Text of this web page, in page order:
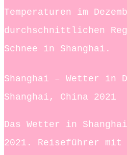
Temperaturen im
durchschnittlichen
Schnee in Shanghai.
Shanghai – Wetter in
Shanghai, China 2021
Das Wetter in
2021. Reiseführer